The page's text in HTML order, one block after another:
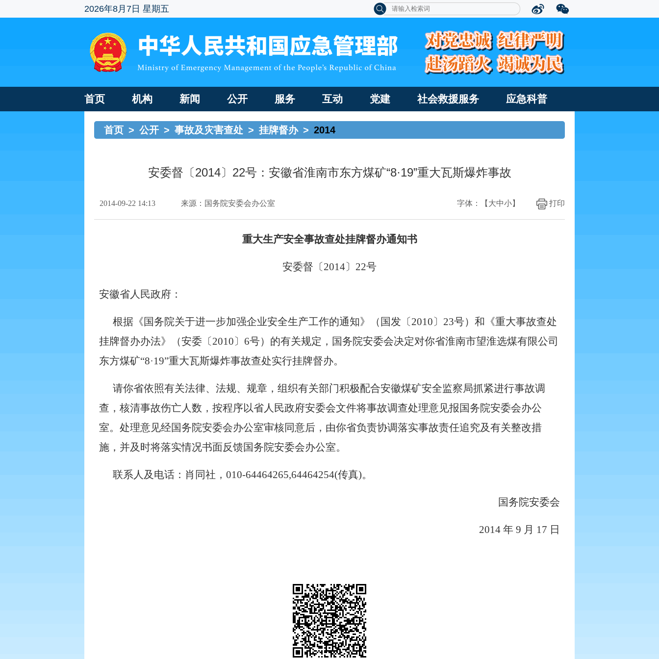
2026年8月7日 星期五
首页 机构 新闻 公开 服务 互动 党建 社会救援服务 应急科普
首页 > 公开 > 事故及灾害查处 > 挂牌督办 > 2014
安委督〔2014〕22号：安徽省淮南市东方煤矿“8·19”重大瓦斯爆炸事故
2014-09-22 14:13 来源：国务院安委会办公室 打印
字体：【 大中小】
重大生产安全事故查处挂牌督办通知书
安委督〔2014〕 22号
安徽省人民政府：
根据《国务院关于进一步加强企业安全生产工作的通知》（国发〔2010〕 23号）和《重大事故查处
挂牌督办办法》（安委〔2010〕 6号）的有关规定，国务院安委会决定对你省淮南市望淮选煤有限公司
东方煤矿“8·19”重大瓦斯爆炸事故查处实行挂牌督办。
请你省依照有关法律、法规、规章，组织有关部门积极配合安徽煤矿安全监察局抓紧进行事故调
查，核清事故伤亡人数，按程序以省人民政府安委会文件将事故调查处理意见报国务院安委会办公
室。处理意见经国务院安委会办公室审核同意后，由你省负责协调落实事故责任追究及有关整改措
施，并及时将落实情况书面反馈国务院安委会办公室。
联系人及电话：肖同社， 010-64464265,64464254(传真)。
国务院安委会
2014 年 9 月 17 日